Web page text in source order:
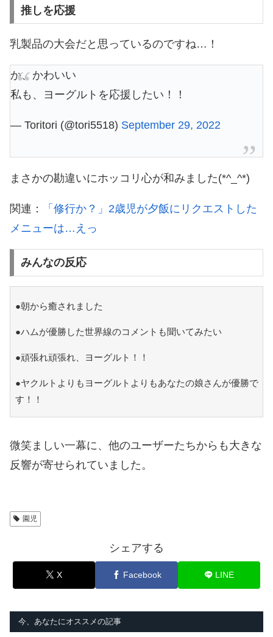
推しを応援
乳製品の大会だと思っているのですね…！
か、かわいい
私も、ヨーグルトを応援したい！！
— Toritori (@tori5518) September 29, 2022
まさかの勘違いにホッコリ心が和みました(*^_^*)
関連：
「修行か？」2歳児が夕飯にリクエストした
メニューは…えっ
みんなの反応
●朝から癒されました
●ハムが優勝した世界線のコメントも聞いてみたい
●頑張れ頑張れ、ヨーグルト！！
●ヤクルトよりもヨーグルトよりもあなたの娘さんが優勝で
す！！
微笑ましい一幕に、他のユーザーたちからも大きな
反響が寄せられていました。
園児
シェアする
X Facebook LINE
今、あなたにオススメの記事